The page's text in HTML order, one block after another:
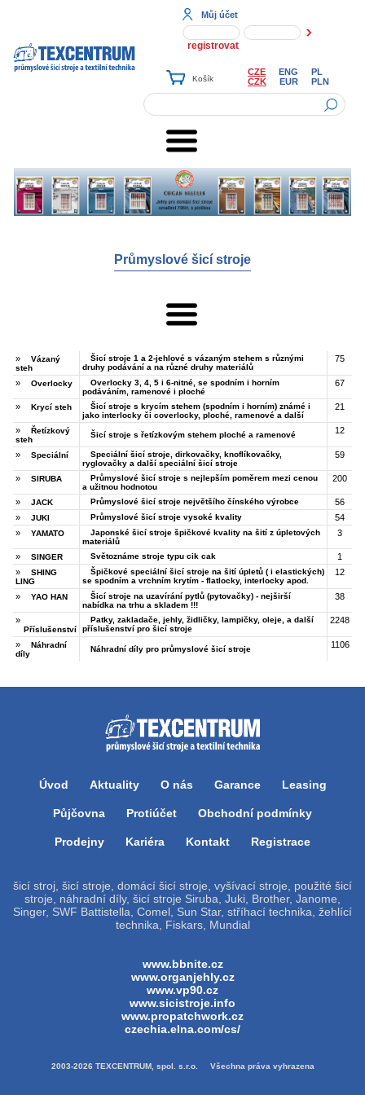
Můj účet
registrovat
CZE ENG
PL
CZK
EUR PLN
Průmyslové šicí stroje
»
Vázaný
steh
Šicí stroje 1 a 2-jehlové s vázaným stehem s různými
druhy podávání a na různé druhy materiálů
75
» Overlocky
Overlocky 3, 4, 5 i 6-nitné, se spodním i horním
podáváním, ramenové i ploché
67
» Krycí steh
Šicí stroje s krycím stehem (spodním i horním) známé i
jako interlocky či coverlocky, ploché, ramenové a další
21
»
Řetízkový
steh
Šicí stroje s řetízkovým stehem ploché a ramenové 12
» Speciální
Speciální šicí stroje, dirkovačky, knoflíkovačky,
ryglovačky a další speciální šicí stroje
59
» SIRUBA
Průmyslové šicí stroje s nejlepším poměrem mezi cenou
a užitnou hodnotou
200
» JACK Průmyslové šicí stroje největšího čínského výrobce
56
»
JUKI Průmyslové šicí stroje vysoké kvality
54
»
YAMATO
Japonské šicí stroje špičkové kvality na šití z úpletových
materiálů
3
» SINGER Světoznáme stroje typu cik cak
1
»
SHING
LING
Špičkové speciální šicí stroje na šití úpletů ( i elastických)
se spodním a vrchním krytím - flatlocky, interlocky apod.
12
» YAO HAN
Šicí stroje na uzavírání pytlů (pytovačky) - nejširší
nabídka na trhu a skladem !!!
38
»
Příslušenství
Patky, zakladače, jehly, židličky, lampičky, oleje, a další
příslušenství pro šicí stroje
2248
»
Náhradní
díly
Náhradní díly pro průmyslové šicí stroje 1106
Úvod Aktuality O nás Garance Leasing
Půjčovna Protiúčet Obchodní podmínky
Prodejny Kariéra Kontakt Registrace
šicí stroj, šicí stroje, domácí šicí stroje, vyšívací stroje, použité šicí
stroje, náhradní díly, šicí stroje Siruba, Juki, Brother, Janome,
Singer, SWF Battistella, Comel, Sun Star, stříhací technika, žehlící
technika, Fiskars, Mundial
www.bbnite.cz
www.organjehly.cz
www.vp90.cz
www.sicistroje.info
www.propatchwork.cz
czechia.elna.com/cs/
2003-2026 TEXCENTRUM, spol. s.r.o. Všechna práva vyhrazena